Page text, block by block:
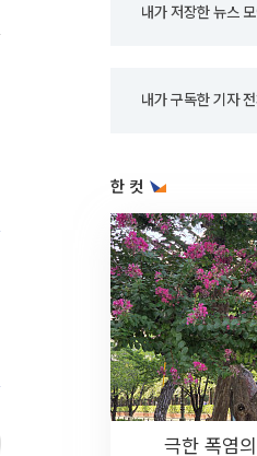
내가 저장한 뉴스 모
내가 구독한 기자 전
한 컷
극한 폭염